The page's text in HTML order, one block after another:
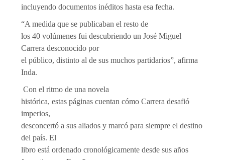
incluyendo documentos inéditos hasta esa fecha.
“A medida que se publicaban el resto de
los 40 volúmenes fui descubriendo un José Miguel
Carrera desconocido por
el público, distinto al de sus muchos partidarios”, afirma
Inda.
Con el ritmo de una novela
histórica, estas páginas cuentan cómo Carrera desafió
imperios,
desconcertó a sus aliados y marcó para siempre el destino
del país. El
libro está ordenado cronológicamente desde sus años